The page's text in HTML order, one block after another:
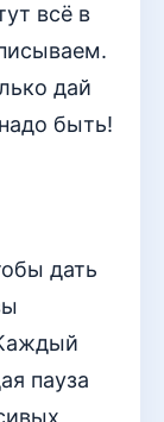
всё в
дай
быть!
дать
пауза